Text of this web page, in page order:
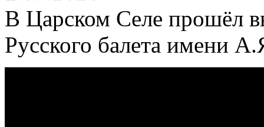
В Царском Селе прошёл
Русского балета имени